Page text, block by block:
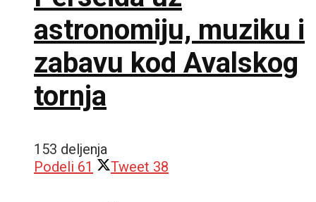
astronomiju, muziku i
zabavu kod Avalskog
tornja
153 deljenja
Podeli 61 Tweet 38